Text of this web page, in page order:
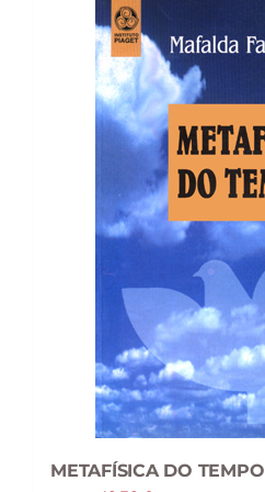
METAFÍSICA DO TEMPO